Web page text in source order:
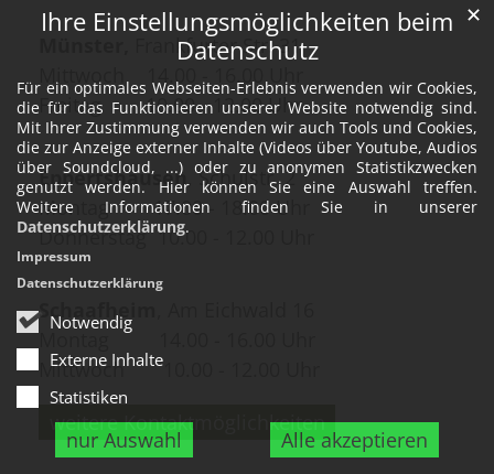
Ihre Einstellungsmöglichkeiten beim
Datenschutz
Für ein optimales Webseiten-Erlebnis verwenden wir Cookies,
die für das Funktionieren unserer Website notwendig sind.
Mit Ihrer Zustimmung verwenden wir auch Tools und Cookies,
die zur Anzeige externer Inhalte (Videos über Youtube, Audios
über Soundcloud, ...) oder zu anonymen Statistikzwecken
genutzt werden. Hier können Sie eine Auswahl treffen.
Weitere Informationen finden Sie in unserer
Datenschutzerklärung.
Notwendig
Externe Inhalte
Statistiken
nur Auswahl Alle akzeptieren
✕
Impressum
Datenschutzerklärung
Frankfurter Str. 31
Mittwoch 14.00 - 16.00 Uhr
Freitag 10.00 - 12.00 Uhr
Eppertshausen, Schulstr. 2
Montag 17.00 - 18.00 Uhr
Donnerstag 10.00 - 12.00 Uhr
Schaafheim
Montag 14.00 - 16.00 Uhr
Mittwoch 10.00 - 12.00 Uhr
weitere Kontaktmöglichkeiten